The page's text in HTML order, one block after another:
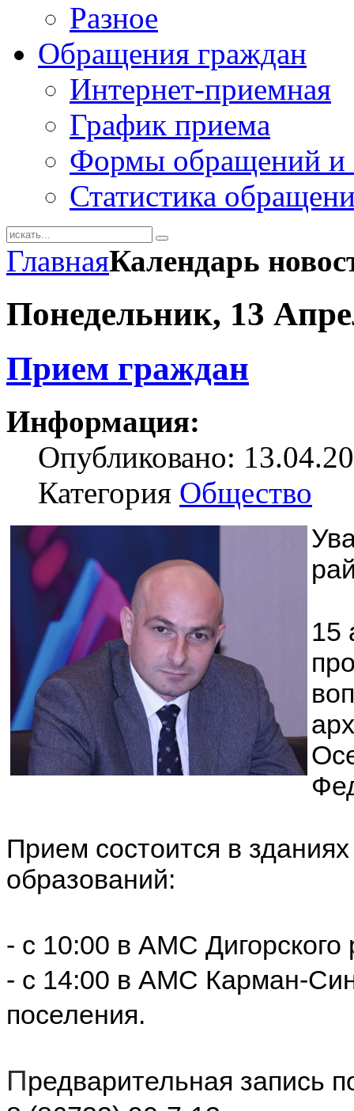
Разное
Обращения граждан
Интернет-приемная
График приема
Формы обращений и
Статистика
ГлавнаяКалендарь
Понедельник, 13
Прием граждан
Информация:
Опубликовано:
Категория Общество
15
Прием состоится в
образований:
- с 10:00 в АМС Дигорского
- с 14:00 в АМС Карман-
поселения.
Предварительная запись